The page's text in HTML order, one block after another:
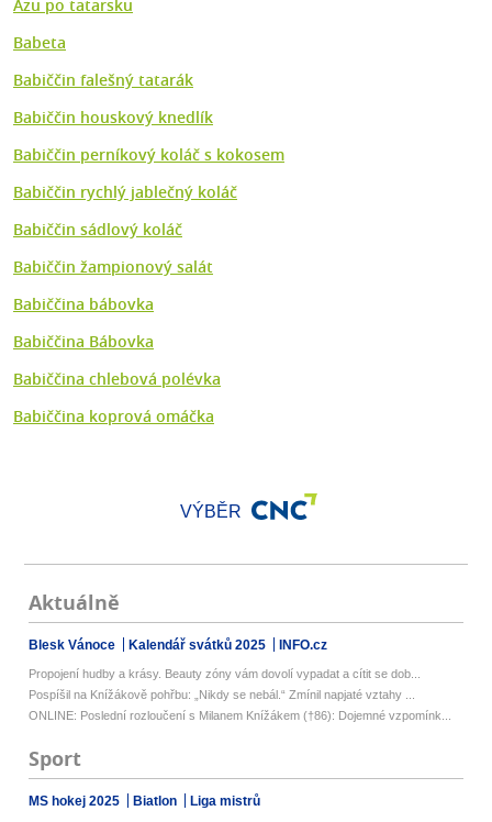
Azu po tatarsku
Babeta
Babiččin falešný tatarák
Babiččin houskový knedlík
Babiččin perníkový koláč s kokosem
Babiččin rychlý jablečný koláč
Babiččin sádlový koláč
Babiččin žampionový salát
Babiččina bábovka
Babiččina Bábovka
Babiččina chlebová polévka
Babiččina koprová omáčka
VÝBĚR
Aktuálně
Blesk Vánoce Kalendář svátků 2025 INFO.cz
Propojení hudby a krásy. Beauty zóny vám dovolí vypadat a cítit se dob...
Pospíšil na Knížákově pohřbu: „Nikdy se nebál.“ Zmínil napjaté vztahy ...
ONLINE: Poslední rozloučení s Milanem Knížákem (†86): Dojemné vzpomínk...
Sport
MS hokej 2025 Biatlon Liga mistrů